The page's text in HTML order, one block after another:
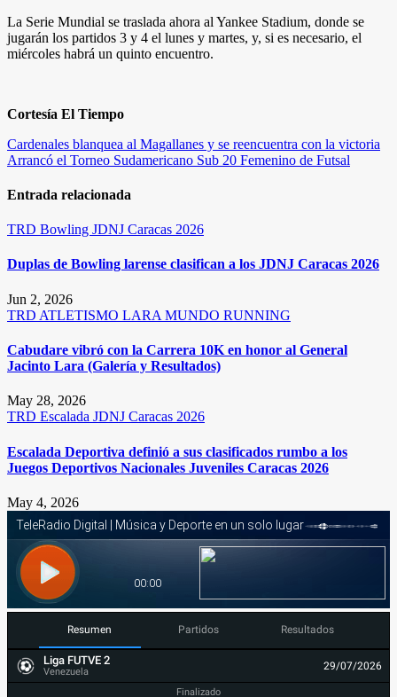
La Serie Mundial se traslada ahora al Yankee Stadium, donde se
jugarán los partidos 3 y 4 el lunes y martes, y, si es necesario, el
miércoles habrá un quinto encuentro.
Cortesía El Tiempo
Navegación
de
entradas
Cardenales blanquea al Magallanes y se reencuentra con la victoria
Arrancó el Torneo Sudamericano Sub 20 Femenino de Futsal
Entrada relacionada
TRD Bowling JDNJ Caracas 2026
Duplas de Bowling larense clasifican a los JDNJ Caracas 2026
Jun 2, 2026
TRD ATLETISMO LARA MUNDO RUNNING
Cabudare vibró con la Carrera 10K en honor al General
Jacinto Lara (Galería y Resultados)
May 28, 2026
TRD Escalada JDNJ Caracas 2026
Escalada Deportiva definió a sus clasificados rumbo a los
Juegos Deportivos Nacionales Juveniles Caracas 2026
May 4, 2026
Resumen Partidos Resultados
Liga FUTVE 2
Venezuela 29/07/2026
Finalizado